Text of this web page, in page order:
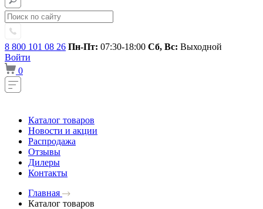
8 800 101 08 26 Пн-Пт: 07:30-18:00 Сб, Вс: Выходной
Войти
0
Каталог товаров
Новости и акции
Распродажа
Отзывы
Дилеры
Контакты
Главная
Каталог товаров